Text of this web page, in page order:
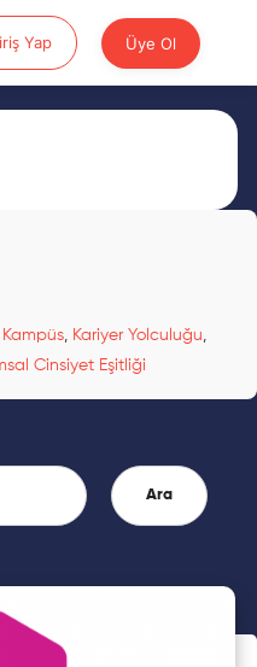
YapGiriş Yap Üye Ol
Kampüs, Kariyer Yolculuğu,
Cinsiyet Eşitliği
Ara